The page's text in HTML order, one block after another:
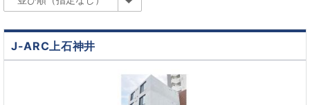
J-ARC上石神井